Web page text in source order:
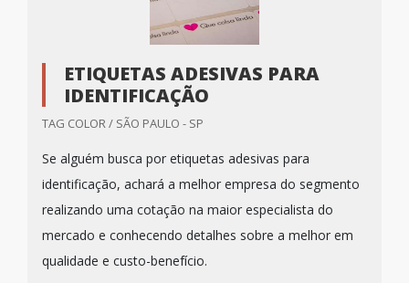
ETIQUETAS ADESIVAS PARA
IDENTIFICAÇÃO
TAG COLOR / SÃO PAULO - SP
Se alguém busca por etiquetas adesivas para
identificação, achará a melhor empresa do segmento
realizando uma cotação na maior especialista do
mercado e conhecendo detalhes sobre a melhor em
qualidade e custo-benefício.